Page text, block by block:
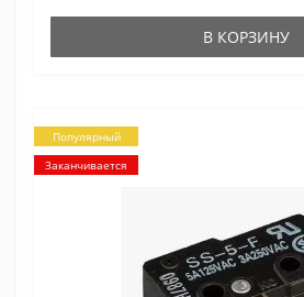
В КОРЗИНУ
Популярный
Заканчивается